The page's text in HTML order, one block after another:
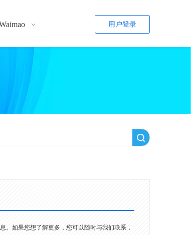
用户登录
。如果您想了解更多，您可以随时与我们联系，